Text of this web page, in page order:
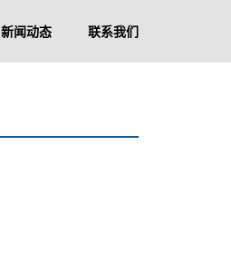
新闻动态 联系我们